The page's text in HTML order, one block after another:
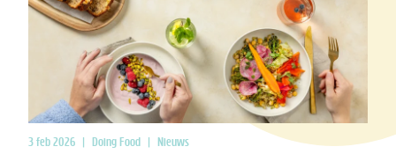
3 feb 2026 | Doing Food | Nieuws